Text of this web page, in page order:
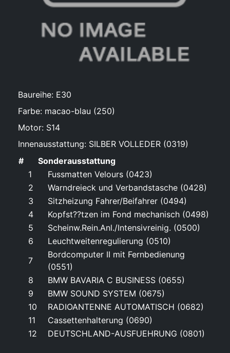
Baureihe: E30
Farbe: macao-blau (250)
Motor: S14
Innenausstattung: SILBER VOLLEDER (0319)
#
Sonderausstattung
1
Fussmatten Velours (0423)
2
Warndreieck und Verbandstasche (0428)
3
Sitzheizung Fahrer/Beifahrer (0494)
4
Kopfst??tzen im Fond mechanisch (0498)
5
Scheinw.Rein.Anl./Intensivreinig. (0500)
6
Leuchtweitenregulierung (0510)
7
Bordcomputer II mit Fernbedienung
(0551)
8
BMW BAVARIA C BUSINESS (0655)
9
BMW SOUND SYSTEM (0675)
10
RADIOANTENNE AUTOMATISCH (0682)
11
Cassettenhalterung (0690)
12
DEUTSCHLAND-AUSFUEHRUNG (0801)